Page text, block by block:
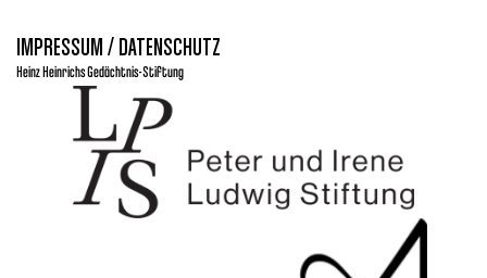
IMPRESSUM / DATENSCHUTZ
Heinz Heinrichs Gedächtnis-Stiftung